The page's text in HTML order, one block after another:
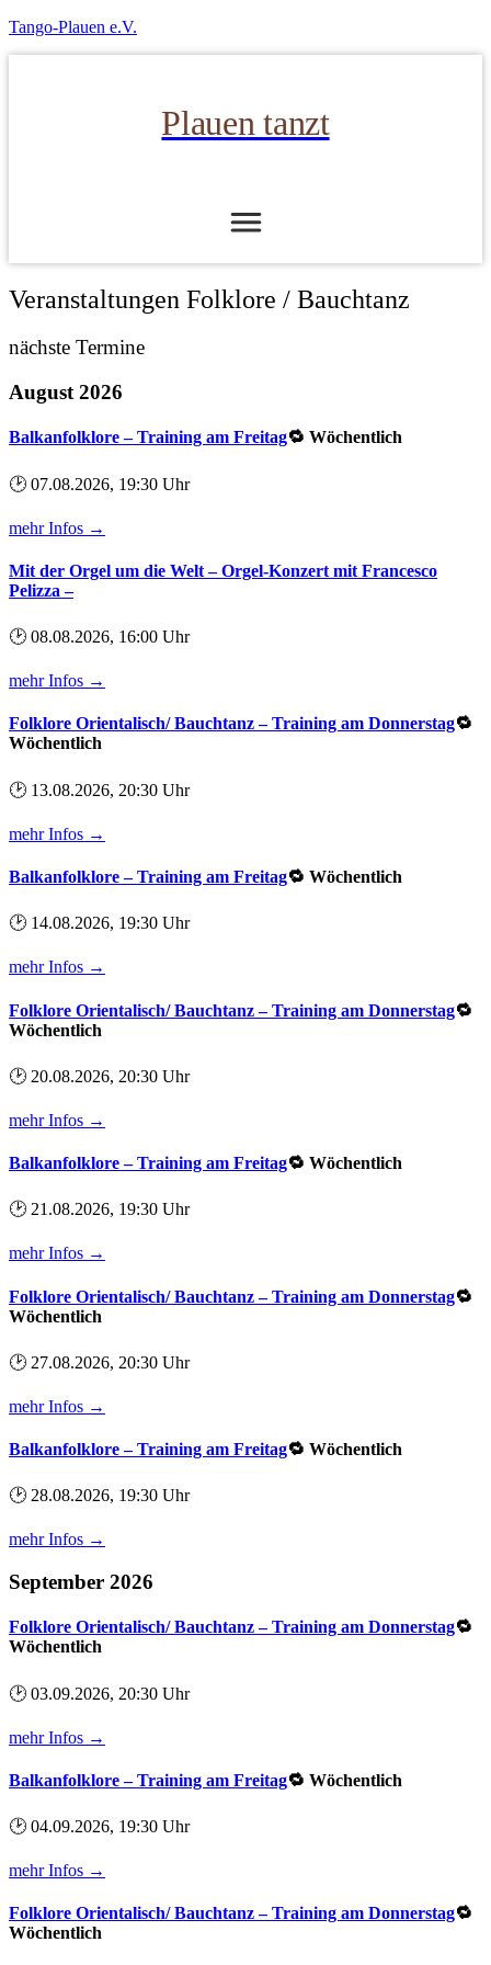
Tango-Plauen e.V.
Plauen tanzt
Veranstaltungen Folklore / Bauchtanz
nächste Termine
August 2026
Balkanfolklore – Training am Freitag🔁 Wöchentlich
🕑 07.08.2026, 19:30 Uhr
mehr Infos →
Mit der Orgel um die Welt – Orgel-Konzert mit Francesco
Pelizza –
🕑 08.08.2026, 16:00 Uhr
mehr Infos →
Folklore Orientalisch/ Bauchtanz – Training am Donnerstag🔁
Wöchentlich
🕑 13.08.2026, 20:30 Uhr
mehr Infos →
Balkanfolklore – Training am Freitag🔁 Wöchentlich
🕑 14.08.2026, 19:30 Uhr
mehr Infos →
Folklore Orientalisch/ Bauchtanz – Training am Donnerstag🔁
Wöchentlich
🕑 20.08.2026, 20:30 Uhr
mehr Infos →
Balkanfolklore – Training am Freitag🔁 Wöchentlich
🕑 21.08.2026, 19:30 Uhr
mehr Infos →
Folklore Orientalisch/ Bauchtanz – Training am Donnerstag🔁
Wöchentlich
🕑 27.08.2026, 20:30 Uhr
mehr Infos →
Balkanfolklore – Training am Freitag🔁 Wöchentlich
🕑 28.08.2026, 19:30 Uhr
mehr Infos →
September 2026
Folklore Orientalisch/ Bauchtanz – Training am Donnerstag🔁
Wöchentlich
🕑 03.09.2026, 20:30 Uhr
mehr Infos →
Balkanfolklore – Training am Freitag🔁 Wöchentlich
🕑 04.09.2026, 19:30 Uhr
mehr Infos →
Folklore Orientalisch/ Bauchtanz – Training am Donnerstag🔁
Wöchentlich